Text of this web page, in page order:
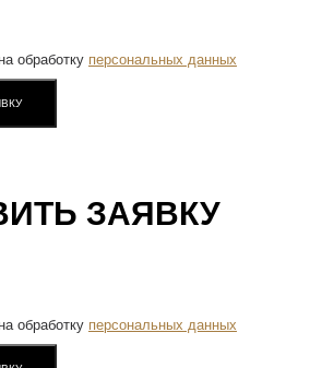
обработку персональных данных
ЗАЯВКУ
обработку персональных данных